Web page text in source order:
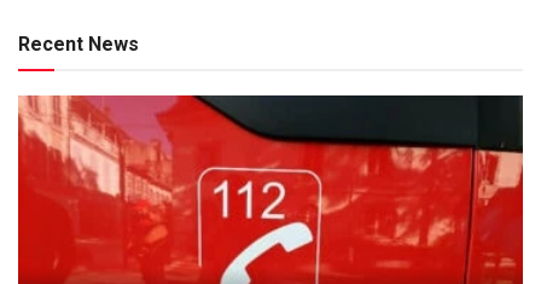
Recent News